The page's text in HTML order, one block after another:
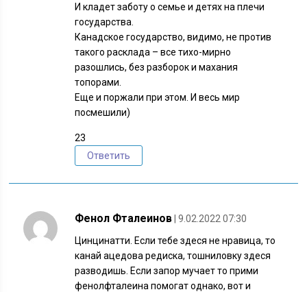
И кладет заботу о семье и детях на плечи
государства.
Канадское государство, видимо, не против
такого расклада – все тихо-мирно
разошлись, без разборок и махания
топорами.
Еще и поржали при этом. И весь мир
посмешили)
23
Ответить
Фенол Фталеинов | 9.02.2022 07:30
Цинцинатти. Если тебе здеся не нравица, то
канай ацедова редиска, тошниловку здеся
разводишь. Если запор мучает то прими
фенолфталеина помогат однако, вот и